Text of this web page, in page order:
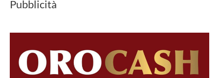
combustione
Pubblicità